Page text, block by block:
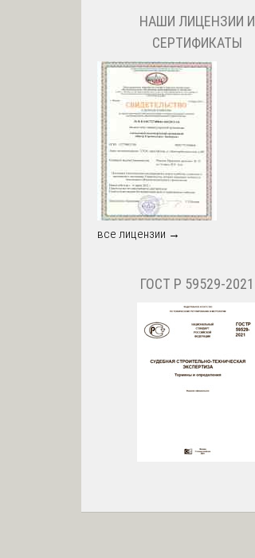
НАШИ ЛИЦЕНЗИИ И
СЕРТИФИКАТЫ
все лицензии →
ГОСТ Р 59529-2021